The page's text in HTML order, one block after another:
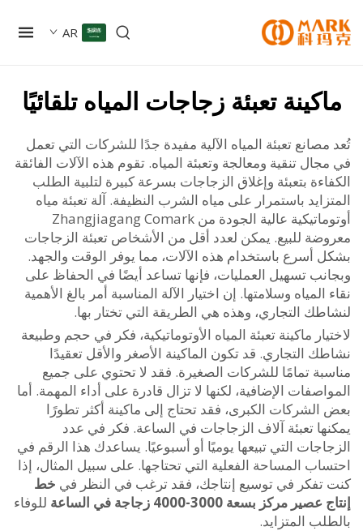
AR
تعبئة زجاجات المياه تلقائيًا
تعبئة المياه الآلية مفيدة جدًا للشركات التي تعمل
تنقية ومعالجة وتعبئة المياه. تقوم هذه الآلات الفائقة
بتعبئة وإغلاق الزجاجات بسرعة كبيرة لتلبية الطلب
باستمرار على مياه الشرب النظيفة. آلة تعبئة مياه
أوتوماتيكية عالية الجودة من Zhangjiagang Comark
للبيع. يمكن لعدد أقل من الأشخاص تعبئة الزجاجات
أسرع باستخدام هذه الآلات، مما يوفر الوقت والجهد.
تسهيل العمليات، فإنها تساعد أيضًا في الحفاظ على
وسلامتها. إن اختيار الآلة المناسبة أمر بالغ الأهمية
التجاري، وهذه هي الطريقة التي تختار بها.
ماكينة تعبئة المياه الأوتوماتيكية، فكر في حجم وطبيعة
التجاري. قد تكون الماكينة الأصغر والأقل تعقيدًا
تمامًا للشركات الصغيرة. فقد لا تحتوي على جميع
الإضافية، لكنها لا تزال قادرة على أداء المهمة. أما
الكبرى، فقد تحتاج إلى ماكينة أكثر تطورًا
تعبئة آلاف الزجاجات في الساعة. فكر في عدد
التي تبيعها يوميًا أو أسبوعيًا. يساعدك هذا الرقم في
المساحة الفعلية التي تحتاجها. على سبيل المثال، إذا
في توسيع إنتاجك، فقد ترغب في النظر فيخط
مركز بسعة 3000-4000 زجاجة في الساعة
للوفاء
المتزايد.